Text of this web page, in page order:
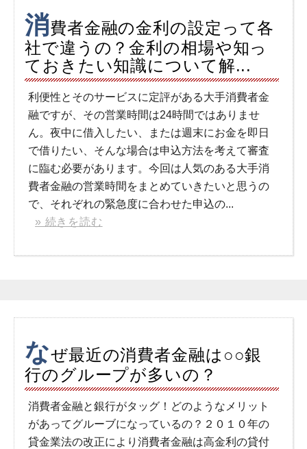
消費者金融の金利の設定って各
社で違うの？金利の相場や知っ
ておきたい知識について解...
利便性とそのサービスに定評がある大手消費者金
融ですが、その営業時間は24時間ではありませ
ん。夜中に借入したい、または週末にお金を即日
で借りたい、そんな場合は申込方法を考えて審査
に臨む必要があります。今回は人気のある大手消
費者金融の営業時間をまとめていきたいと思うの
で、それぞれの緊急度に合わせた申込の...
» 続きを読む
なぜ最近の消費者金融は○○銀
行のグループが多いの？
消費者金融と銀行がタッグ！どのようなメリット
があってグルーブになっているの？２０１０年の
貸金業法の改正により消費者金融は高金利の貸付